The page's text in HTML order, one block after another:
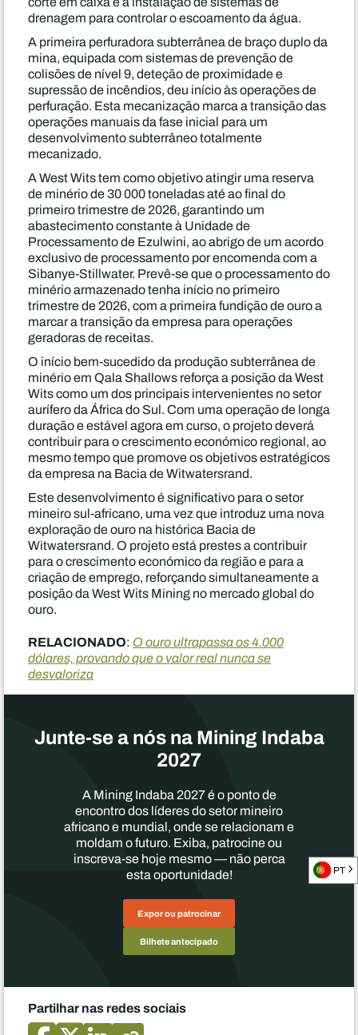
drenagem para controlar o escoamento da água.
A primeira perfuradora subterrânea de braço duplo da
mina, equipada com sistemas de prevenção de
colisões de nível 9, deteção de proximidade e
supressão de incêndios, deu início às operações de
perfuração. Esta mecanização marca a transição das
operações manuais da fase inicial para um
desenvolvimento subterrâneo totalmente
mecanizado.
A West Wits tem como objetivo atingir uma reserva
de minério de 30 000 toneladas até ao final do
primeiro trimestre de 2026, garantindo um
abastecimento constante à Unidade de
Processamento de Ezulwini, ao abrigo de um acordo
exclusivo de processamento por encomenda com a
Sibanye-Stillwater. Prevê-se que o processamento do
minério armazenado tenha início no primeiro
trimestre de 2026, com a primeira fundição de ouro a
marcar a transição da empresa para operações
geradoras de receitas.
O início bem-sucedido da produção subterrânea de
minério em Qala Shallows reforça a posição da West
Wits como um dos principais intervenientes no setor
aurífero da África do Sul. Com uma operação de longa
duração e estável agora em curso, o projeto deverá
contribuir para o crescimento económico regional, ao
mesmo tempo que promove os objetivos estratégicos
da empresa na Bacia de Witwatersrand.
Este desenvolvimento é significativo para o setor
mineiro sul-africano, uma vez que introduz uma nova
exploração de ouro na histórica Bacia de
Witwatersrand. O projeto está prestes a contribuir
para o crescimento económico da região e para a
criação de emprego, reforçando simultaneamente a
posição da West Wits Mining no mercado global do
ouro.
RELACIONADO: O ouro ultrapassa os 4.000
dólares, provando que o valor real nunca se
desvaloriza
Junte-se a nós na Mining Indaba
2027
A Mining Indaba 2027 é o ponto de
encontro dos líderes do setor mineiro
africano e mundial, onde se relacionam e
moldam o futuro. Exiba, patrocine ou
inscreva-se hoje mesmo — não perca
esta oportunidade!
Expor ou patrocinar
Bilhete antecipado
Partilhar nas redes sociais
PT